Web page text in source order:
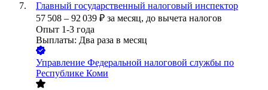
Главный государственный налоговый инспектор
57 508 – 92 039 ₽ за месяц, до вычета налогов
Опыт 1-3 года
Выплаты: Два раза в месяц
Управление Федеральной налоговой службы по
Республике Коми